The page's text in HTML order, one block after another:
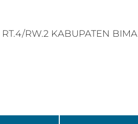
RW.2 KABUPATEN BIMA